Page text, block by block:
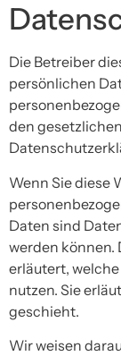
Die Betreiber
persönlichen
den
Wenn Sie diese
Daten sind
werden können.
erläutert,
nutzen. Sie
geschieht.
Wir weisen